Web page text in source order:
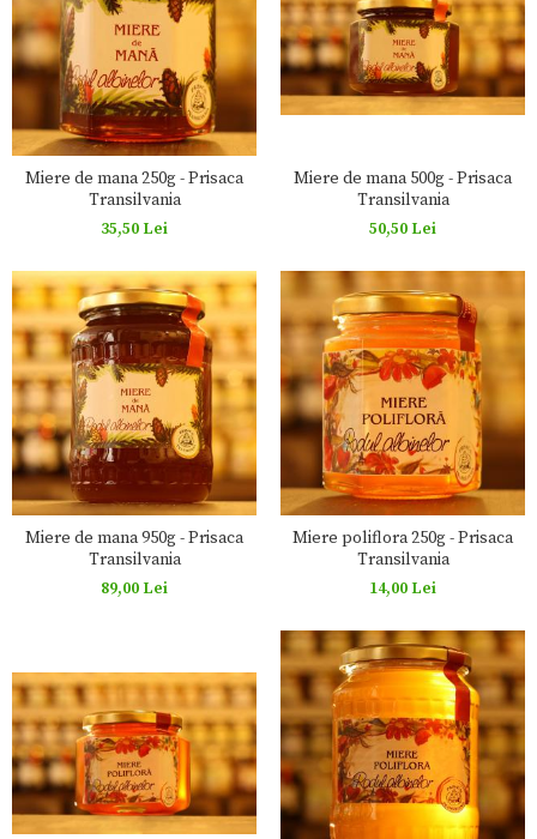
Miere de mana 250g - Prisaca
Transilvania
35,50 Lei
Miere de mana 500g - Prisaca
Transilvania
50,50 Lei
Miere de mana 950g - Prisaca
Transilvania
89,00 Lei
Miere poliflora 250g - Prisaca
Transilvania
14,00 Lei